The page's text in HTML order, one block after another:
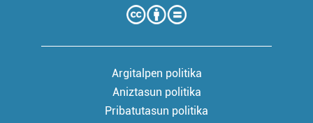
Argitalpen politika
Aniztasun politika
Pribatutasun politika